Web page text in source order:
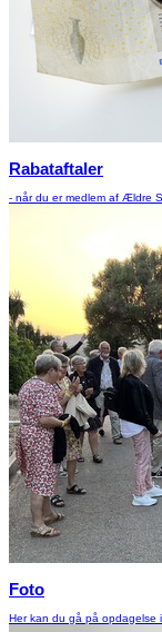
Rabataftaler
- når du er medlem af Ældre
Foto
Her kan du gå på opdagelse